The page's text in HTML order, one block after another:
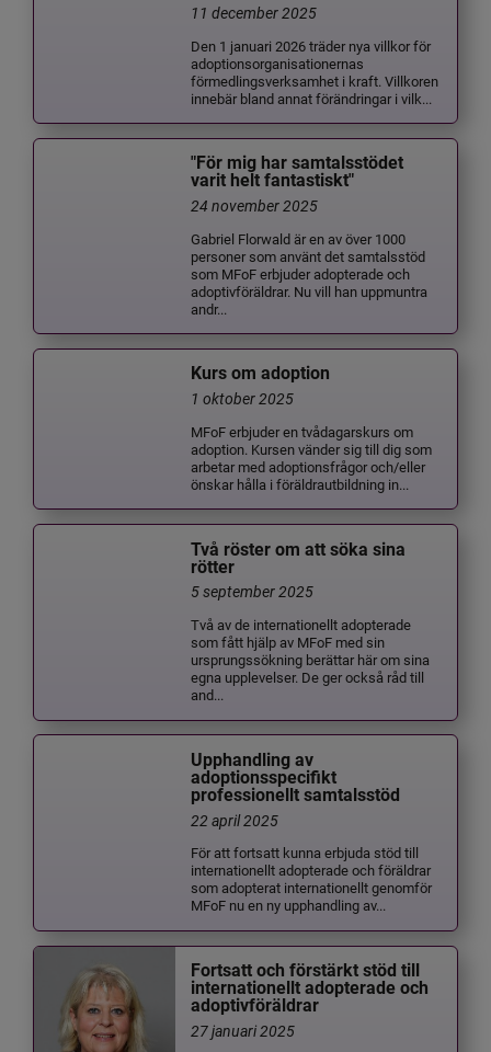
11 december 2025
Den 1 januari 2026 träder nya villkor för
adoptionsorganisationernas
förmedlingsverksamhet i kraft. Villkoren
innebär bland annat förändringar i vilk...
"För mig har samtalsstödet
varit helt fantastiskt"
24 november 2025
Gabriel Florwald är en av över 1000
personer som använt det samtalsstöd
som MFoF erbjuder adopterade och
adoptivföräldrar. Nu vill han uppmuntra
andr...
Kurs om adoption
1 oktober 2025
MFoF erbjuder en tvådagarskurs om
adoption. Kursen vänder sig till dig som
arbetar med adoptionsfrågor och/eller
önskar hålla i föräldrautbildning in...
Två röster om att söka sina
rötter
5 september 2025
Två av de internationellt adopterade
som fått hjälp av MFoF med sin
ursprungssökning berättar här om sina
egna upplevelser. De ger också råd till
and...
Upphandling av
adoptionsspecifikt
professionellt samtalsstöd
22 april 2025
För att fortsatt kunna erbjuda stöd till
internationellt adopterade och föräldrar
som adopterat internationellt genomför
MFoF nu en ny upphandling av...
Fortsatt och förstärkt stöd till
internationellt adopterade och
adoptivföräldrar
27 januari 2025